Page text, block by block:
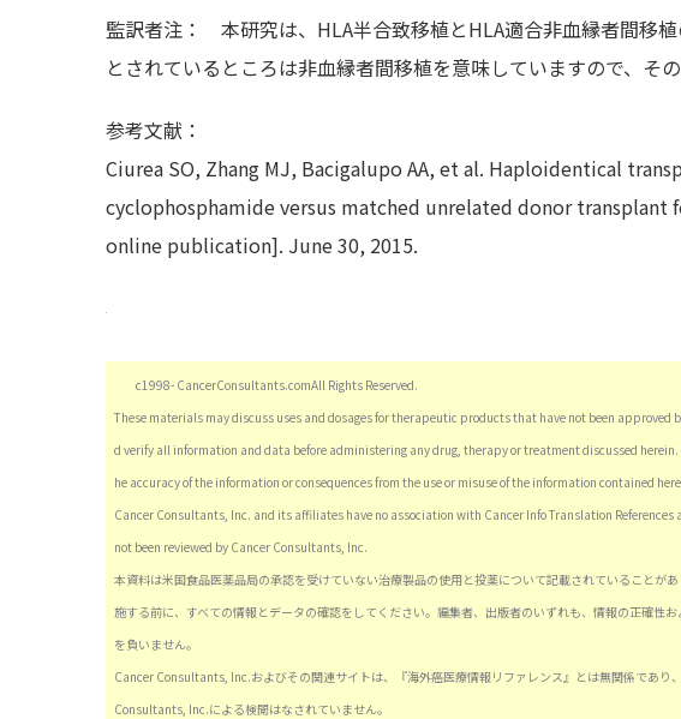
監訳者注： 本研究は、HLA半合致移植とHLA適合非血縁者間移
とされているところは非血縁者間移植を意味していますので、そ
参考文献：
Ciurea SO, Zhang MJ, Bacigalupo AA, et al. Haploidentical
cyclophosphamide versus matched unrelated donor
online publication]. June 30, 2015.
c1998- CancerConsultants.comAll Rights Reserved.
These materials may discuss uses and dosages for therapeutic products that have not been
d verify all information and data before administering any drug, therapy or treatment discussed
he accuracy of the information or consequences from the use or misuse of the information contained
Cancer Consultants, Inc. and its affiliates have no association with Cancer Info Translation
not been reviewed by Cancer Consultants, Inc.
本資料は米国食品医薬品局の承認を受けていない治療製品の使用と投薬について記載されていることが
施する前に、すべての情報とデータの確認をしてください。編集者、出版者のいずれも、情報の正確性
を負いません。
Cancer Consultants, Inc.およびその関連サイトは、『海外癌医療情報リファレンス』とは無関係であ
Consultants, Inc.による検閲はなされていません。